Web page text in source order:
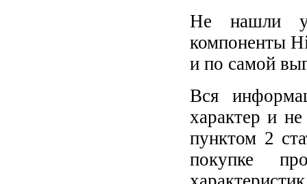
Не нашли у
компоненты
и по самой
Вся
характер и
пунктом 2
покупке